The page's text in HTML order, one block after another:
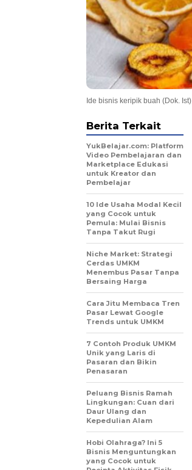
Ide bisnis keripik buah (Dok. Ist)
Berita Terkait
YukBelajar.com: Platform
Video Pembelajaran dan
Marketplace Edukasi
untuk Kreator dan
Pembelajar
10 Ide Usaha Modal Kecil
yang Cocok untuk
Pemula: Mulai Bisnis
Tanpa Takut Rugi
Niche Market: Strategi
Cerdas UMKM
Menembus Pasar Tanpa
Bersaing Harga
Cara Jitu Membaca Tren
Pasar Lewat Google
Trends untuk UMKM
7 Contoh Produk UMKM
Unik yang Laris di
Pasaran dan Bikin
Penasaran
Peluang Bisnis Ramah
Lingkungan: Cuan dari
Daur Ulang dan
Kepedulian Alam
Hobi Olahraga? Ini 5
Bisnis Menguntungkan
yang Cocok untuk